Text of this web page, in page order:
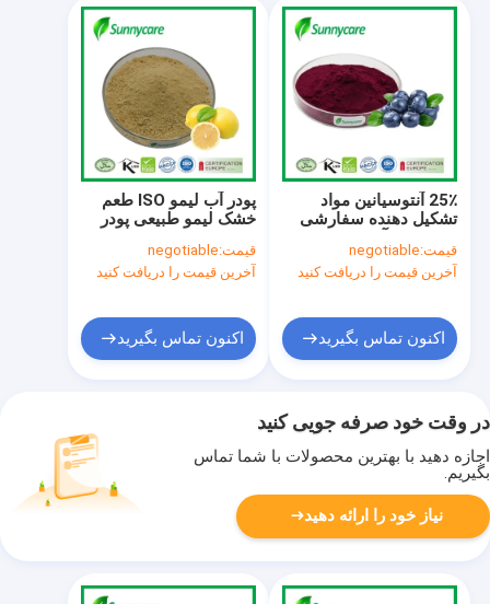
پودر آب لیمو ISO طعم
خشک لیمو طبیعی پودر
قیمت:negotiable
آخرین قیمت را دریافت کنید
اکنون تماس بگیرید
25٪ آنتوسیانین مواد
تشکیل دهنده سفارشی
توت مشکی CAS
84082-34-8
قیمت:negotiable
آخرین قیمت را دریافت کنید
اکنون تماس بگیرید
در وقت خود صرفه جویی کنید
اجازه دهید با بهترین محصولات با شما تماس
بگیریم.
نیاز خود را ارائه دهید